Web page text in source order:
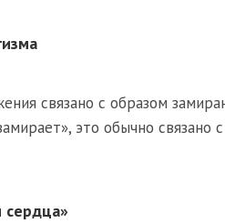
связано с образом
это обычно связано
сердца»